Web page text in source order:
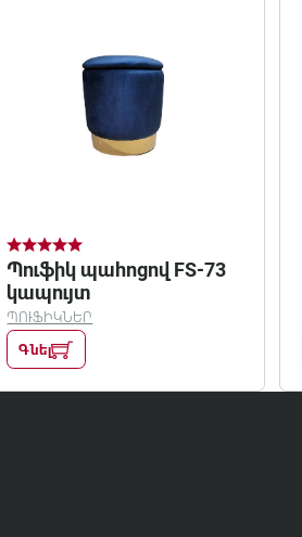
Պուֆիկ պահոցով FS-73
կապույտ
ՊՈՒՖԻԿՆԵՐ
Գնել